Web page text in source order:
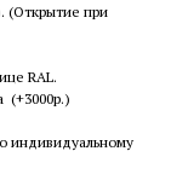
(Открытие при
RAL.
(+3000р.)
индивидуальному